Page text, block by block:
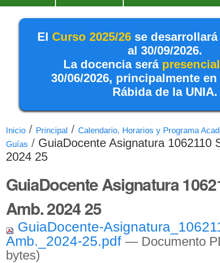
El Curso 2025/26 se desarrollará
al 30/09/2026.
La docencia será presencial
30/06/2026, principalmente
Rábida de la UNIA.
Inicio / Principal / Calendario, Horarios y Programa
Guías / GuiaDocente Asignatura 1062110
2024 25
GuiaDocente Asignatura
Amb. 2024 25
GuiaDocente-
Amb._2024-25.pdf — Documento
bytes)